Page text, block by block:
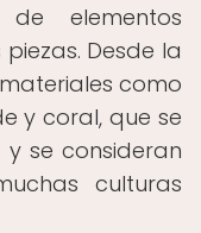
elementos
Desde la
como
y coral, que se
se consideran
culturas